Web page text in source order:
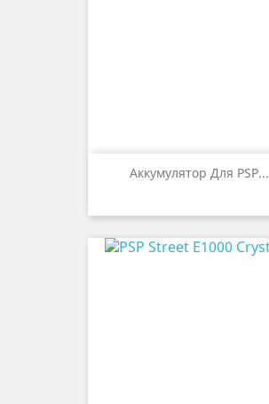
Аккумулятор Для PSP...